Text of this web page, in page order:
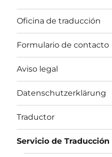
Oficina de traducción
Formulario de contacto
Aviso legal
Datenschutzerklärung
Traductor
Servicio de Traducción